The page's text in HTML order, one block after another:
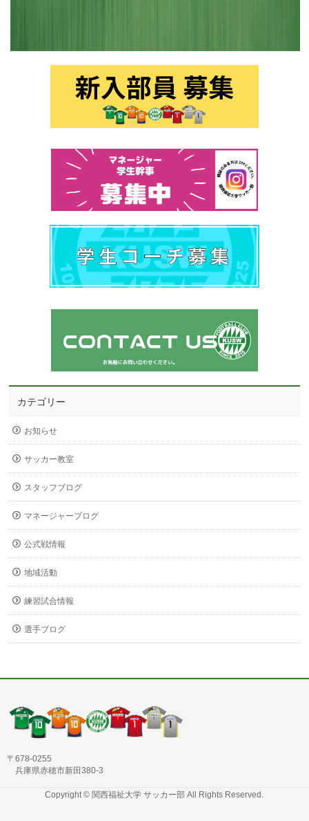
カテゴリー
お知らせ
サッカー教室
スタッフブログ
マネージャーブログ
公式戦情報
地域活動
練習試合情報
選手ブログ
〒678-0255
兵庫県赤穂市新田380-3
Copyright © 関西福祉大学 サッカー部All Rights Reserved.